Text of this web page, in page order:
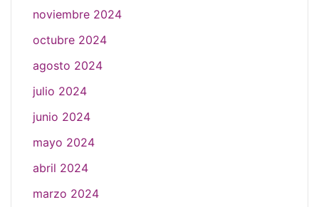
noviembre 2024
octubre 2024
agosto 2024
julio 2024
junio 2024
mayo 2024
abril 2024
marzo 2024